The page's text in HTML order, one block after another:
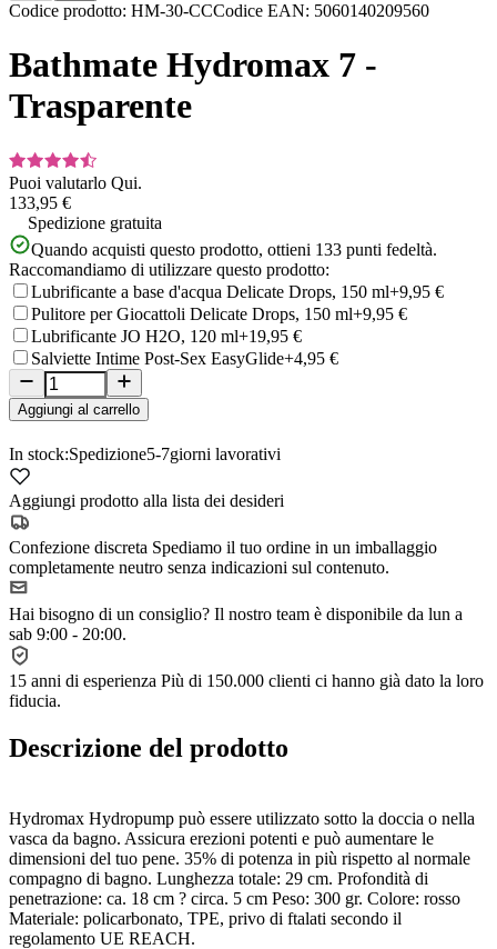
Item
of
Codice prodotto: HM-30-CCCodice EAN: 5060140209560
Bathmate Hydromax 7 -
Trasparente
Puoi valutarlo Qui.
133,95 €
Spedizione gratuita
Quando acquisti questo prodotto, ottieni 133 punti fedeltà.
Raccomandiamo di utilizzare questo prodotto:
Lubrificante a base d'acqua Delicate Drops, 150 ml+9,95 €
Pulitore per Giocattoli Delicate Drops, 150 ml+9,95 €
Lubrificante JO H2O, 120 ml+19,95 €
Salviette Intime Post-Sex EasyGlide+4,95 €
Aggiungi al carrello
In stock:Spedizione5-7giorni lavorativi
Aggiungi prodotto alla lista dei desideri
Confezione discreta Spediamo il tuo ordine in un imballaggio
completamente neutro senza indicazioni sul contenuto.
Hai bisogno di un consiglio? Il nostro team è disponibile da lun a
sab 9:00 - 20:00.
15 anni di esperienza Più di 150.000 clienti ci hanno già dato la loro
fiducia.
Descrizione del prodotto
Hydromax Hydropump può essere utilizzato sotto la doccia o nella
vasca da bagno. Assicura erezioni potenti e può aumentare le
dimensioni del tuo pene. 35% di potenza in più rispetto al normale
compagno di bagno. Lunghezza totale: 29 cm. Profondità di
penetrazione: ca. 18 cm ? circa. 5 cm Peso: 300 gr. Colore: rosso
Materiale: policarbonato, TPE, privo di ftalati secondo il
regolamento UE REACH.